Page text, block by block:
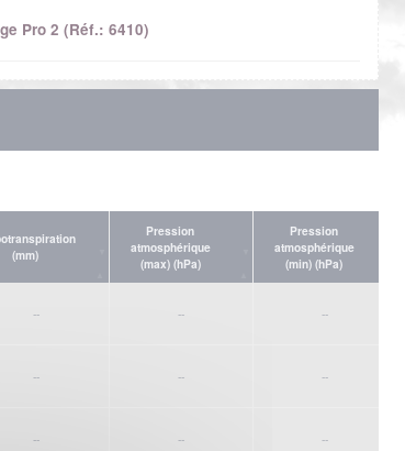
Pro 2 (Réf.: 6410)
(mm)
Pression
atmosphérique
(max) (hPa)
Pression
atmosphérique
(min) (hPa)
-- -- --
-- -- --
-- -- --